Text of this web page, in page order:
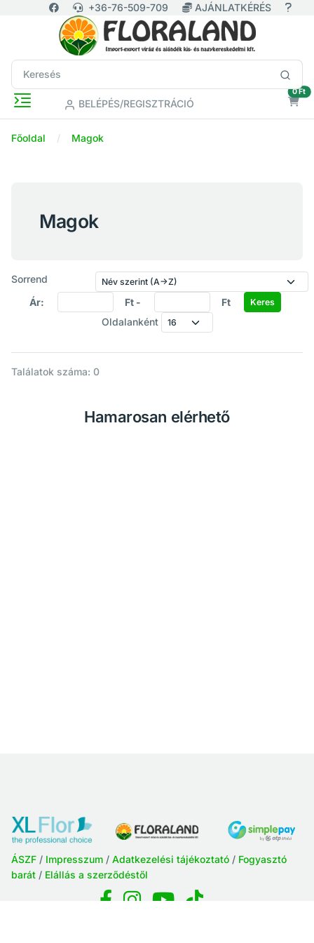
+36-76-509-709 AJÁNLATKÉRÉS
BELÉPÉS/REGISZTRÁCIÓ
0 Ft
Főoldal Magok
Magok
Sorrend
Ár:
Ft -
Ft
Oldalanként
Találatok száma: 0
Hamarosan elérhető
ÁSZF / Impresszum / Adatkezelési tájékoztató / Fogyasztó
barát / Elállás a szerződéstől